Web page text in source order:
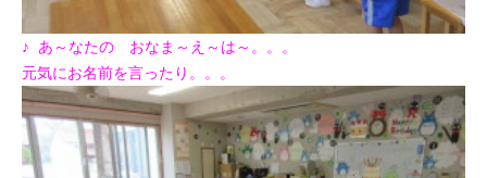
♪ あ～なたの おなま～え～は～。。。
元気にお名前を言ったり。。。